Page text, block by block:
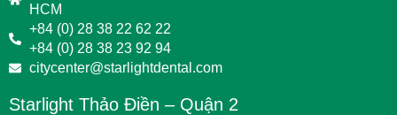
HCM
+84 (0) 28 38 22 62 22
+84 (0) 28 38 23 92 94
citycenter@starlightdental.com
Starlight Thảo Điền – Quận 2